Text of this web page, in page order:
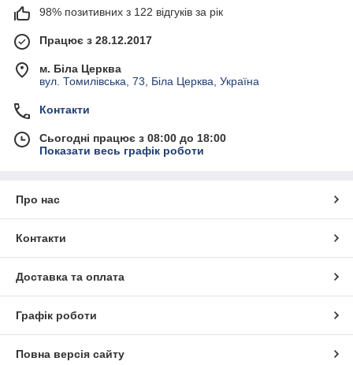
98% позитивних з 122 відгуків за рік
Працює з 28.12.2017
м. Біла Церква
вул. Томилівська, 73, Біла Церква, Україна
Контакти
Сьогодні працює з 08:00 до 18:00
Показати весь графік роботи
Про нас
Контакти
Доставка та оплата
Графік роботи
Повна версія сайту